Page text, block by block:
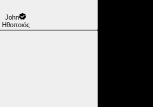
John
Ηθοποιός